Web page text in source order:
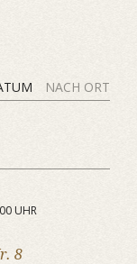
NACH ORT
UHR
8